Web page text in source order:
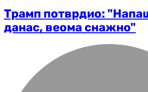
Трамп потврдио:
данас, веома снажно"